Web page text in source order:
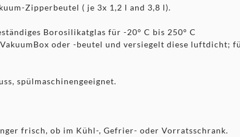
Zipperbeutel ( je 3x 1,2 l and 3,8 l).
Borosilikatglas für -20° C bis 250° C
oder -beutel und versiegelt diese luftdicht;
spülmaschinengeeignet.
frisch, ob im Kühl-, Gefrier- oder Vorratsschrank.